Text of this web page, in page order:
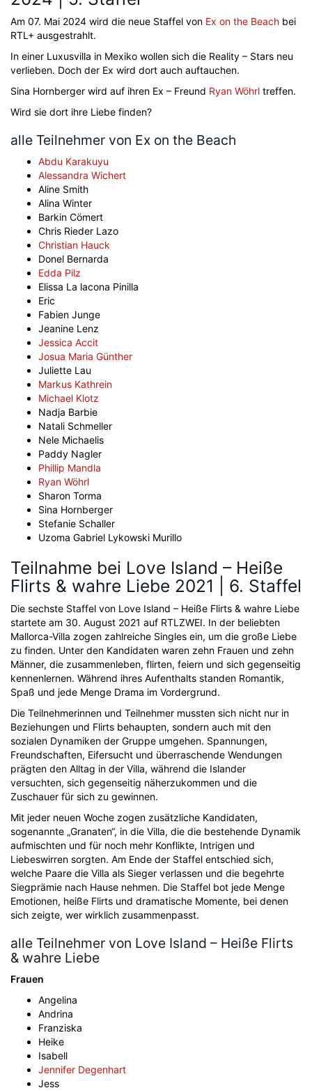
Am 07. Mai 2024 wird die neue Staffel von Ex on the Beach bei
RTL+ ausgestrahlt.
In einer Luxusvilla in Mexiko wollen sich die Reality – Stars neu
verlieben. Doch der Ex wird dort auch auftauchen.
Sina Hornberger wird auf ihren Ex – Freund Ryan Wöhrl treffen.
Wird sie dort ihre Liebe finden?
alle Teilnehmer von Ex on the Beach
Abdu Karakuyu
Alessandra Wichert
Aline Smith
Alina Winter
Barkin Cömert
Chris Rieder Lazo
Christian Hauck
Donel Bernarda
Edda Pilz
Elissa La lacona Pinilla
Eric
Fabien Junge
Jeanine Lenz
Jessica Accit
Josua Maria Günther
Juliette Lau
Markus Kathrein
Michael Klotz
Nadja Barbie
Natali Schmeller
Nele Michaelis
Paddy Nagler
Phillip Mandla
Ryan Wöhrl
Sharon Torma
Sina Hornberger
Stefanie Schaller
Uzoma Gabriel Lykowski Murillo
Teilnahme bei Love Island – Heiße
Flirts & wahre Liebe 2021 | 6. Staffel
Die sechste Staffel von Love Island – Heiße Flirts & wahre Liebe
startete am 30. August 2021 auf RTLZWEI. In der beliebten
Mallorca-Villa zogen zahlreiche Singles ein, um die große Liebe
zu finden. Unter den Kandidaten waren zehn Frauen und zehn
Männer, die zusammenleben, flirten, feiern und sich gegenseitig
kennenlernen. Während ihres Aufenthalts standen Romantik,
Spaß und jede Menge Drama im Vordergrund.
Die Teilnehmerinnen und Teilnehmer mussten sich nicht nur in
Beziehungen und Flirts behaupten, sondern auch mit den
sozialen Dynamiken der Gruppe umgehen. Spannungen,
Freundschaften, Eifersucht und überraschende Wendungen
prägten den Alltag in der Villa, während die Islander
versuchten, sich gegenseitig näherzukommen und die
Zuschauer für sich zu gewinnen.
Mit jeder neuen Woche zogen zusätzliche Kandidaten,
sogenannte „Granaten“, in die Villa, die die bestehende Dynamik
aufmischten und für noch mehr Konflikte, Intrigen und
Liebeswirren sorgten. Am Ende der Staffel entschied sich,
welche Paare die Villa als Sieger verlassen und die begehrte
Siegprämie nach Hause nehmen. Die Staffel bot jede Menge
Emotionen, heiße Flirts und dramatische Momente, bei denen
sich zeigte, wer wirklich zusammenpasst.
alle Teilnehmer von Love Island – Heiße Flirts
& wahre Liebe
Frauen
Angelina
Andrina
Franziska
Heike
Isabell
Jennifer Degenhart
Jess